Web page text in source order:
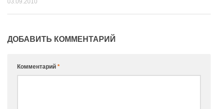
03.09.2010
ДОБАВИТЬ КОММЕНТАРИЙ
Комментарий *